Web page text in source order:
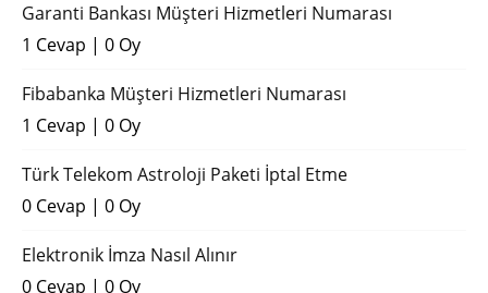
Garanti Bankası Müşteri Hizmetleri Numarası
1 Cevap | 0 Oy
Fibabanka Müşteri Hizmetleri Numarası
1 Cevap | 0 Oy
Türk Telekom Astroloji Paketi İptal Etme
0 Cevap | 0 Oy
Elektronik İmza Nasıl Alınır
0 Cevap | 0 Oy